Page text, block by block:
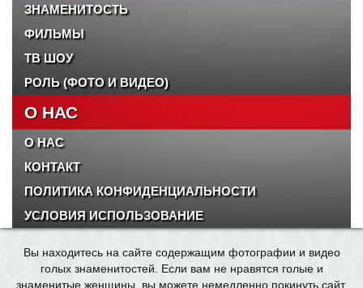
ЗНАМЕНИТОСТЬ
ФИЛЬМЫ
ТВ ШОУ
РОЛЬ (ФОТО И ВИДЕО)
О НАС
О НАС
КОНТАКТ
ПОЛИТИКА КОНФИДЕНЦИАЛЬНОСТИ
УСЛОВИЯ ИСПОЛЬЗОВАНИЕ
Вы находитесь на сайте содержащим фотографии и видео
голых знаменитостей. Если вам не нравятся голые и
знаменитые женщины, вы можете немедленно покинуть сайт.